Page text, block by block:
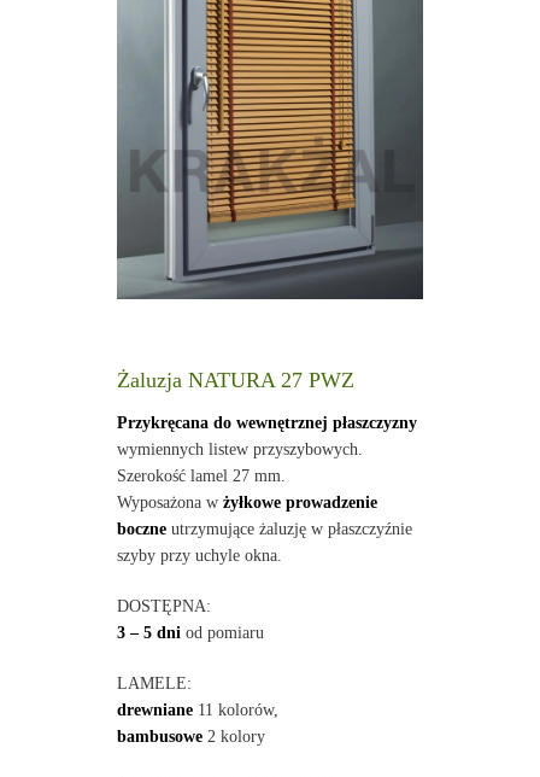
Żaluzja NATURA 27 PWZ
Przykręcana do wewnętrznej płaszczyzny
wymiennych listew przyszybowych.
Szerokość lamel 27 mm.
Wyposażona w żyłkowe prowadzenie
boczneutrzymujące żaluzję w płaszczyźnie
szyby przy uchyle okna.
DOSTĘPNA:
3 – 5 dniod pomiaru
LAMELE:
drewniane11 kolorów,
bambusowe2 kolory